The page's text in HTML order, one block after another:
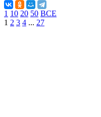
1 10 20 50 ВСЕ
1 2 3 4 ... 27